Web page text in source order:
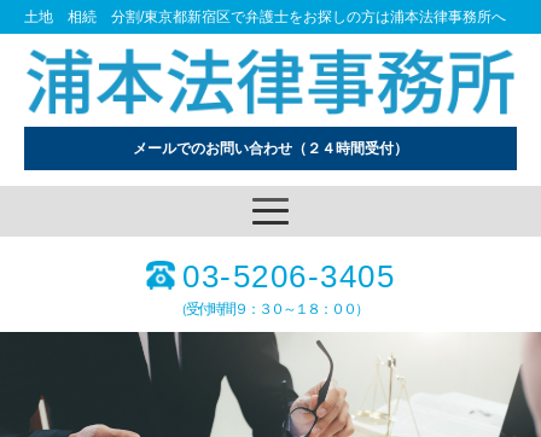
土地 相続 分割/東京都新宿区で弁護士をお探しの方は浦本法律事務所へ
メールでのお問い合わせ （２４時間受付）
03-5206-3405
（受付時間９：３０～１８：００）